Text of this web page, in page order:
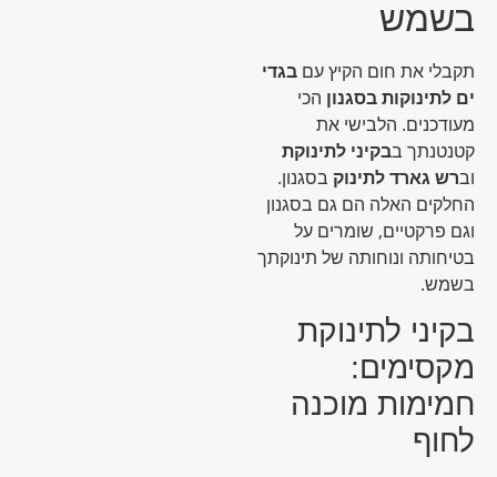
בשמש
תקבלי את חום הקיץ עםבגדי
ים לתינוקות בסגנוןהכי
מעודכנים. הלבישי את
קטנטנתך ב בקיני לתינוקת
וברש גארד לתינוקבסגנון.
החלקים האלה הם גם בסגנון
וגם פרקטיים, שומרים על
בטיחותה ונוחותה של תינוקתך
בשמש.
בקיני לתינוקת
מקסימים:
חמימות מוכנה
לחוף